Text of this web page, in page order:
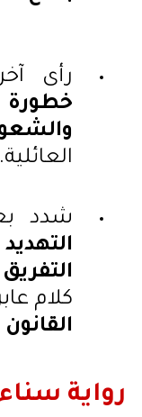
رأى
العائلية.
شدد
كلام
رواية